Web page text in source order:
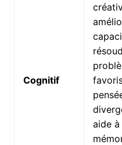
Cognitif
aide à